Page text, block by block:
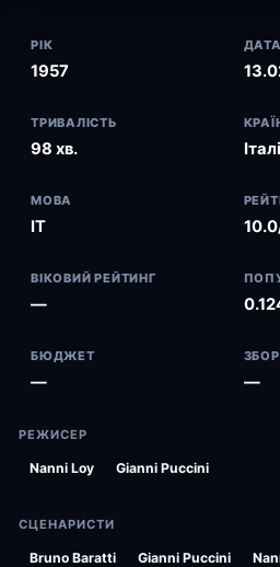
РІК
1957
ТРИВАЛІСТЬ
98 хв.
МОВА
IT
ВІКОВИЙ РЕЙТИНГ
—
БЮДЖЕТ
— —
РЕЖИСЕР
Nanni Loy Gianni Puccini
СЦЕНАРИСТИ
Bruno Baratti Gianni Puccini